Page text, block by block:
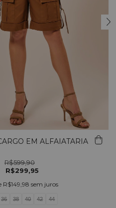
EM ALFAIATARIA
R$599,90
R$299,95
R$149,98 sem juros
36 38 40 42 44